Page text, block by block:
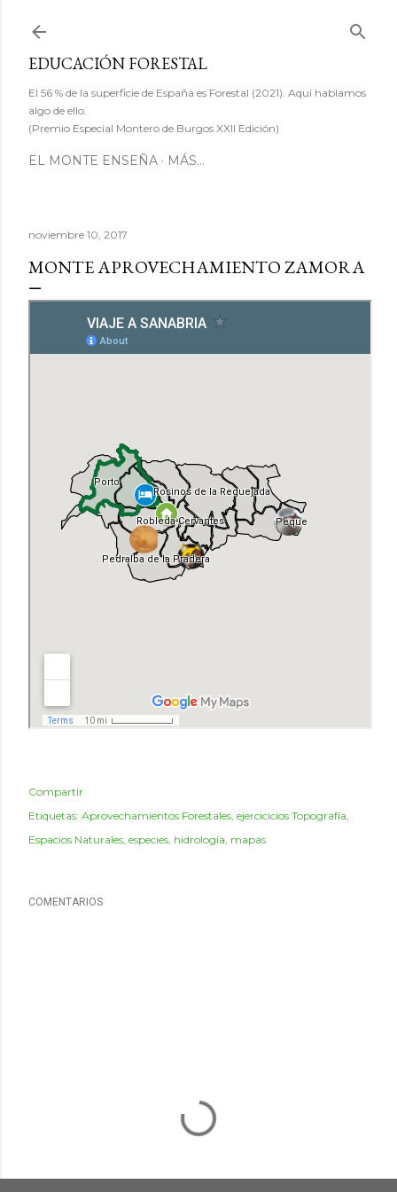
EDUCACIÓN FORESTAL
El 56 % de la superficie de España es Forestal (2021). Aquí hablamos
algo de ello.
(Premio Especial Montero de Burgos XXII Edición)
EL MONTE ENSEÑA MÁS…
noviembre 10, 2017
MONTE APROVECHAMIENTO ZAMORA
Compartir
Etiquetas: Aprovechamientos Forestales ejercicicios Topografía
Espacios Naturales especies hidrología mapas
COMENTARIOS